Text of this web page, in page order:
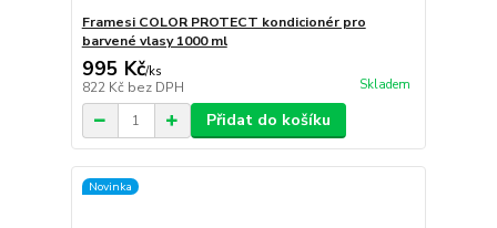
Framesi COLOR PROTECT kondicionér pro
barvené vlasy 1000 ml
995 Kč/ks
822 Kč bez DPH Skladem
Přidat do košíku
Novinka